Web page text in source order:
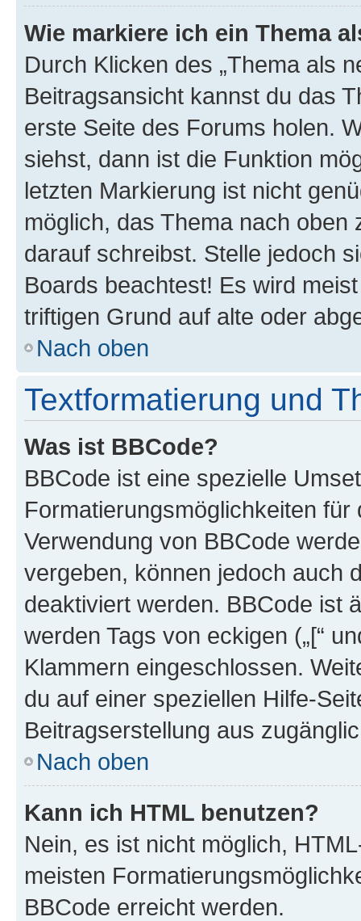
Wie markiere ich ein Thema
Durch Klicken des „Thema als
Beitragsansicht kannst du das
erste Seite des Forums holen.
siehst, dann ist die Funktion
letzten Markierung ist nicht
möglich, das Thema nach oben
darauf schreibst. Stelle jedoch
Boards beachtest! Es wird
triftigen Grund auf alte oder
Nach oben
Textformatierung und
Was ist BBCode?
BBCode ist eine spezielle
Formatierungsmöglichkeiten
Verwendung von BBCode
vergeben, können jedoch auch
deaktiviert werden. BBCode ist
werden Tags von eckigen („[“
Klammern eingeschlossen.
du auf einer speziellen Hilfe-
Beitragserstellung aus
Nach oben
Kann ich HTML benutzen?
Nein, es ist nicht möglich,
meisten
BBCode erreicht werden.